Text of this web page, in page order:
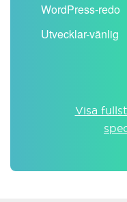
WordPress-redo
Utvecklar-vänlig
Visa